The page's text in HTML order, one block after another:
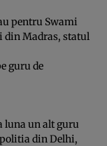
pentru Swami
din Madras, statul
guru de
luna un alt guru
din Delhi,